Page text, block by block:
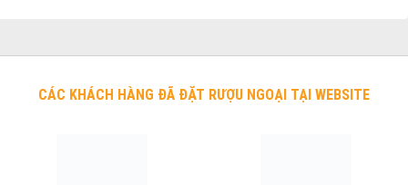
CÁC KHÁCH HÀNG ĐÃ ĐẶT RƯỢU NGOẠI TẠI WEBSITE